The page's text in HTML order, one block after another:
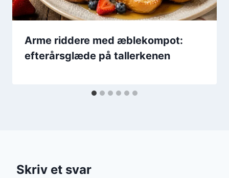
Arme riddere med æblekompot:
efterårsglæde på tallerkenen
Skriv et svar